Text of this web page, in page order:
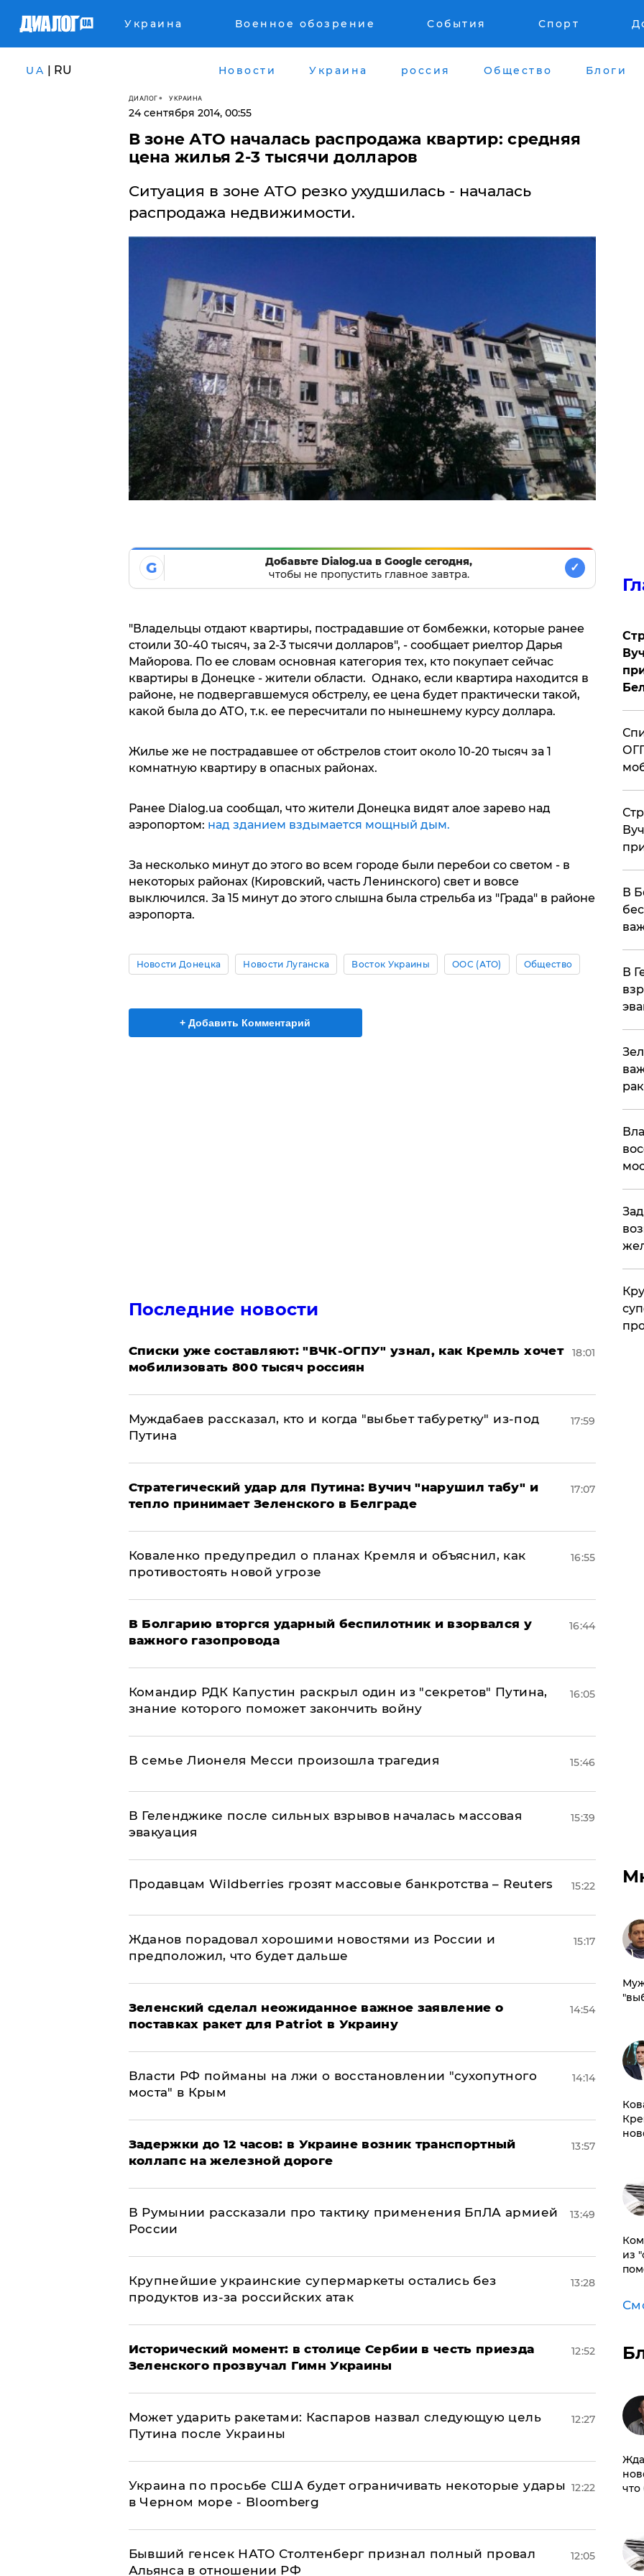
Украина Военное обозрение События Спорт
UA | RU Новости Украина россия Общество Блоги
ДИАЛОГ УКРАИНА
24 сентября 2014, 00:55
В зоне АТО началась распродажа квартир: средняя
цена жилья 2-3 тысячи долларов
Ситуация в зоне АТО резко ухудшилась - началась
распродажа недвижимости.
G
Добавьте Dialog.ua в Google сегодня,
чтобы не пропустить главное завтра.
✓
"Владельцы отдают квартиры, пострадавшие от бомбежки, которые ранее
стоили 30-40 тысяч, за 2-3 тысячи долларов", - сообщает риелтор Дарья
Майорова. По ее словам основная категория тех, кто покупает сейчас
квартиры в Донецке - жители области. Однако, если квартира находится в
районе, не подвергавшемуся обстрелу, ее цена будет практически такой,
какой была до АТО, т.к. ее пересчитали по нынешнему курсу доллара.
Жилье же не пострадавшее от обстрелов стоит около 10-20 тысяч за 1
комнатную квартиру в опасных районах.
Ранее Dialog.ua сообщал, что жители Донецка видят алое зарево над
аэропортом: над зданием вздымается мощный дым.
За несколько минут до этого во всем городе были перебои со светом - в
некоторых районах (Кировский, часть Ленинского) свет и вовсе
выключился. За 15 минут до этого слышна была стрельба из "Града" в районе
аэропорта.
Новости Донецка Новости Луганска Восток Украины ООС (АТО) Общество
+ Добавить Комментарий
Последние новости
Списки уже составляют: "ВЧК-ОГПУ" узнал, как Кремль хочет
мобилизовать 800 тысяч россиян
18:01
Муждабаев рассказал, кто и когда "выбьет табуретку" из-под
Путина
17:59
Стратегический удар для Путина: Вучич "нарушил табу" и
тепло принимает Зеленского в Белграде
17:07
Коваленко предупредил о планах Кремля и объяснил, как
противостоять новой угрозе
16:55
В Болгарию вторгся ударный беспилотник и взорвался у
важного газопровода
16:44
Командир РДК Капустин раскрыл один из "секретов" Путина,
знание которого поможет закончить войну
16:05
В семье Лионеля Месси произошла трагедия 15:46
В Геленджике после сильных взрывов началась массовая
эвакуация
15:39
Продавцам Wildberries грозят массовые банкротства – Reuters 15:22
Жданов порадовал хорошими новостями из России и
предположил, что будет дальше
15:17
Зеленский сделал неожиданное важное заявление о
поставках ракет для Patriot в Украину
14:54
Власти РФ пойманы на лжи о восстановлении "сухопутного
моста" в Крым
14:14
Задержки до 12 часов: в Украине возник транспортный
коллапс на железной дороге
13:57
В Румынии рассказали про тактику применения БпЛА армией
России
13:49
Крупнейшие украинские супермаркеты остались без
продуктов из-за российских атак
13:28
Исторический момент: в столице Сербии в честь приезда
Зеленского прозвучал Гимн Украины
12:52
Может ударить ракетами: Каспаров назвал следующую цель
Путина после Украины
12:27
Украина по просьбе США будет ограничивать некоторые удары
в Черном море - Bloomberg
12:22
Бывший генсек НАТО Столтенберг признал полный провал
Альянса в отношении РФ
12:05
В
В
из
что